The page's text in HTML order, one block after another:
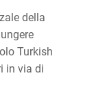
della
Turkish
in via di